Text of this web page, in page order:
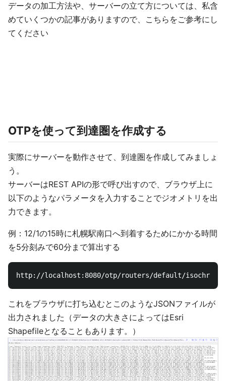
データの加工方法や、サーバーの立て方については、私含
めていくつかの記事がありますので、こちらをご参考にし
てください
OTPを使って到達圏を作成する
実際にサーバーを動作させて、到達圏を作成してみましょ
う。
サーバーはREST APIの形で呼び出すので、ブラウザ上に
以下のようなパラメータを入力することでジオメトリを出
力できます。
例：12/1の15時に札幌駅南口へ到着するためにかかる時間
を5分刻みで60分まで算出する
これをブラウザに打ち込むとこのようなJSONファイルが
出力されました（データの大きさによってはEsri
Shapefileとなることもあります。）